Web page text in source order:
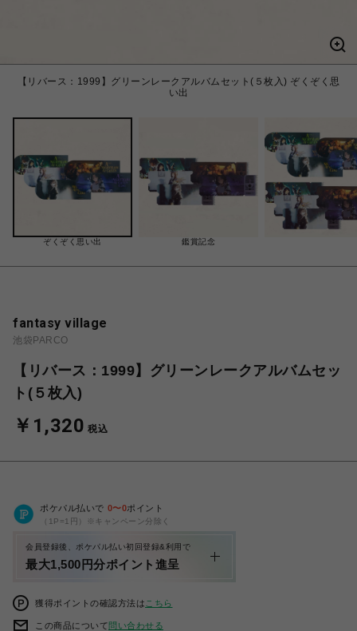
【リバース：1999】グリーンレークアルバムセット(５枚入) ぞくぞく思
い出
ぞくぞく思い出 鑑賞記念
fantasy village
池袋PARCO
【リバース：1999】グリーンレークアルバムセッ
ト(５枚入)
￥1,320 税込
ポケパル払いで 0〜0ポイント
（1P=1円）※キャンペーン分除く
会員登録後、ポケパル払い初回登録&利用で
最大1,500円分ポイント進呈
獲得ポイントの確認方法は こちら
この商品について問い合わせる